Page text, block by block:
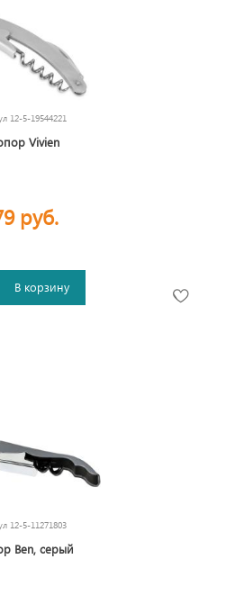
12-5-19544221
Vivien
руб.
В корзину
12-5-11271803
Ben, серый